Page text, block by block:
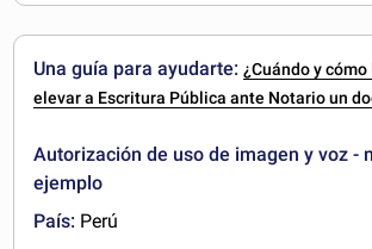
Una guía para ayudarte:¿Cuándo y
elevar a Escritura Pública ante Notario un
Autorización de uso de imagen y voz -
ejemplo
País: Perú